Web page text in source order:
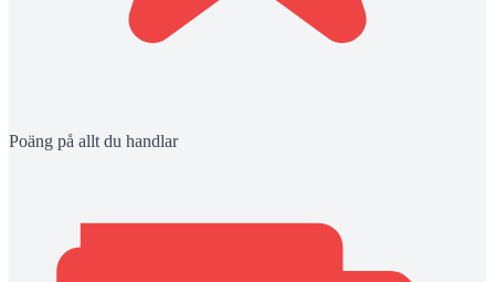
Poäng på allt du handlar